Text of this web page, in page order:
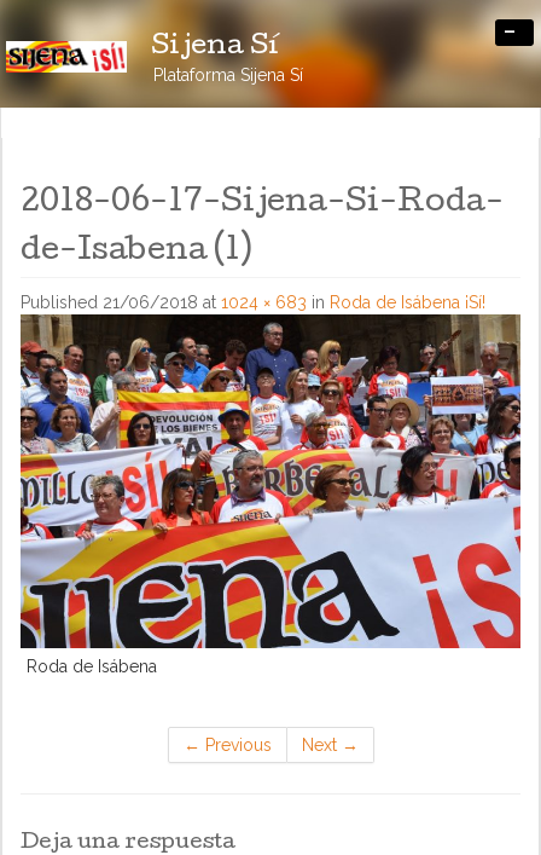
Sijena Sí
Plataforma Sijena Sí
-
2018-06-17-Sijena-Si-Roda-
de-Isabena (1)
Published 21/06/2018 at 1024 × 683 in Roda de Isábena ¡Sí!
Roda de Isábena
← Previous Next →
Deja una respuesta